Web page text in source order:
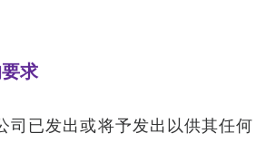
求
司已发出或将予发出以供其任何